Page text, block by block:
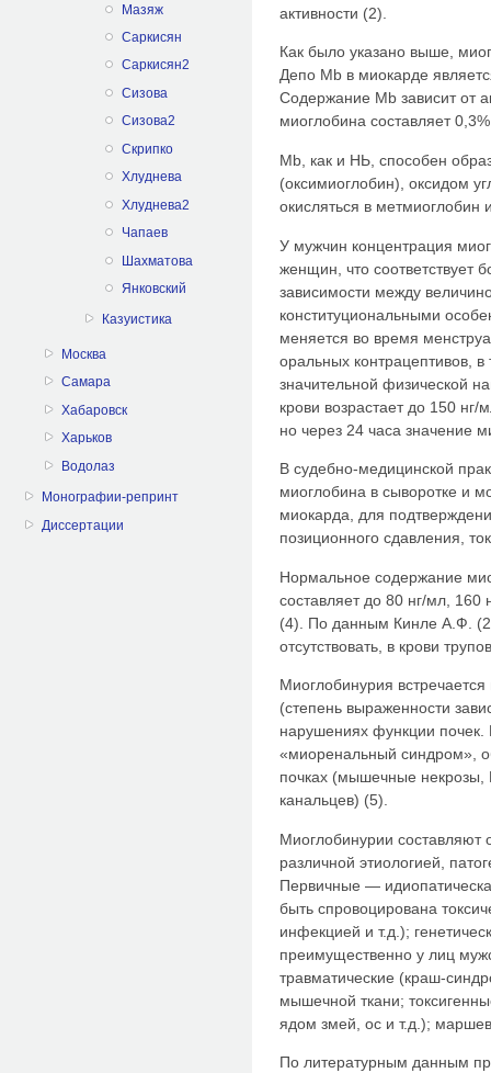
Мазяж
Саркисян
Саркисян2
Сизова
Сизова2
Скрипко
Хлуднева
Хлуднева2
Чапаев
Шахматова
Янковский
Казуистика
Москва
Самара
Хабаровск
Харьков
Водолаз
Монографии-репринт
Диссертации
активности (2).
Как было указано выше,
Депо Mb в миокарде
Содержание Mb зависит от
миоглобина составляет
Mb, как и НЬ, способен
(оксимиоглобин), оксидом
окисляться в метмиоглобин
У мужчин концентрация
женщин, что
зависимости между
конституциональными
меняется во время
оральных контрацептивов,
значительной физической
крови возрастает до 150
но через 24 часа значение
В судебно-медицинской
миоглобина в сыворотке и
миокарда, для
позиционного сдавления,
Нормальное содержание
составляет до 80 нг/мл, 160
(4). По данным Кинле А.Ф.
отсутствовать, в крови
Миоглобинурия
(степень выраженности
нарушениях функции
«миоренальный синдром»,
почках (мышечные некрозы,
канальцев) (5).
Миоглобинурии составляют
различной этиологией,
Первичные —
быть спровоцирована
инфекцией и т.д.);
преимущественно у лиц
травматические (краш-
мышечной ткани;
ядом змей, ос и т.д.);
По литературным данным